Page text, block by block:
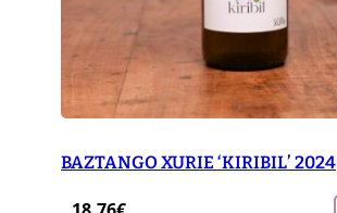
BAZTANGO XURIE ‘KIRIBIL’ 2024